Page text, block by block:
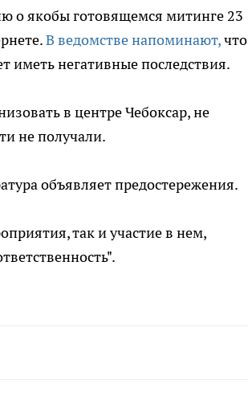
о якобы готовящемся митинге 23
В ведомстве напоминают,что
иметь негативные последствия.
в центре Чебоксар, не
не получали.
объявляет предостережения.
так и участие в нем,